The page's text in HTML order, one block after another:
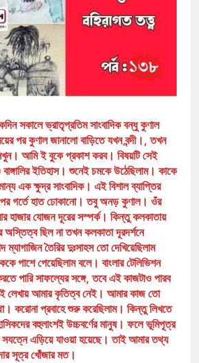
সকালে ভ্রাতৃপ্রতিম সাংবাদিক বন্ধু কুণাল
পর কুণাল জানালো বাড়িতে যখন বন্দী।, তখন
আমি ই বুকে প্রকাশ করব। বিষয়টি সেই
বাঙ্গালির ইতিহাস। শুনেই চমকে উঠেছিলাম। কাকে
এক ক্ষুদ্র সাংবাদিক। এই বিশাল ব্যাপ্তির
গর্তে হাত ঢোকানো। তবু অনড় কুণাল। ওঁর
হাজার যোজন দূরের সস্পর্ক। কিন্তু কলকাতায়
অস্তিত্ব ছিল না তখন কলকাতা দূরদর্শনে
ম্যাগাজিন তৈরির দুঃসাহস তো দেখিয়েছিলাম
পাশে পেয়েছিলাম বলে। বাংলার টেলিভিশন
পারি সাফল্যের সঙ্গে, তবে এই কাজটাও পারব
লেখায় আমার কৃতিত্ব নেই। আমার কাজ তো
করোনা প্রবাহে শুরু করেছিলাম। কিন্তু লিখতে
বহুলাংশই উচ্চবর্ণের মানুষ। ফলে ভূমিপূত্র
সযত্নে এড়িয়ে যাওয়া হয়েছে। তাই আমার তথ্য
সূত্র খোঁজার মত।